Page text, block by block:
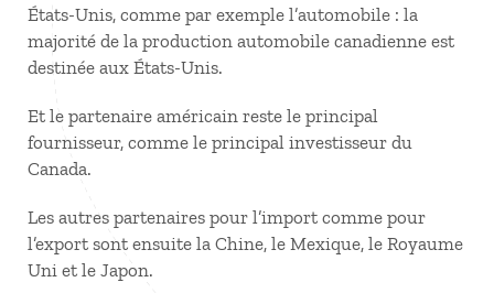
États-Unis, comme par exemple l’automobile : la
majorité de la production automobile canadienne est
destinée aux États-Unis.
Et le partenaire américain reste le principal
fournisseur, comme le principal investisseur du
Canada.
Les autres partenaires pour l’import comme pour
l’export sont ensuite la Chine, le Mexique, le Royaume
Uni et le Japon.